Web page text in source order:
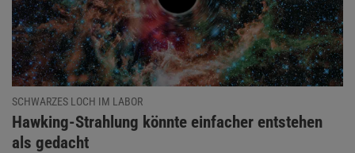
SCHWARZES LOCH IM LABOR
:
Hawking-Strahlung könnte einfacher entstehen
als gedacht